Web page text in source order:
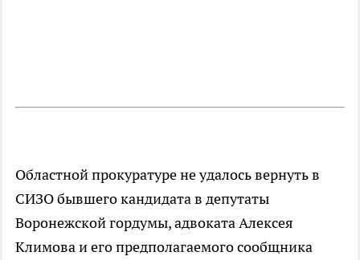
Областной прокуратуре не удалось вернуть в
СИЗО бывшего кандидата в депутаты
Воронежской гордумы, адвоката Алексея
Климова и его предполагаемого сообщника